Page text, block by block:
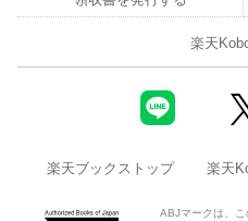
楽天
楽天ブックストップ 楽天
ABJマークは、